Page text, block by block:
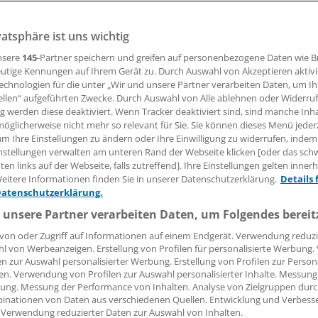
05:00 Uhr
(ine). Die Gewerkschaft Verdi will im neuen Jahr die
beim Klinikbetreiber Asklepios unter die Lupe
sich auch in Hessen beharrlich, Tarifverträge auf
heißt es in einer Verdi-Mitteilung.
auch am Outsourcing des Konzerns, etwa in
Nordhessen.
ist uns wichtig
145-Partner speichern und greifen auf personenbezogene Daten wie
Kennungen auf Ihrem Gerät zu. Durch Auswahl von Akzeptieren
für die unter „Wir und unsere Partner verarbeiten Daten, um
aufgeführten Zwecke. Durch Auswahl von Alle ablehnen oder
werden diese deaktiviert. Wenn Tracker deaktiviert sind, sind manche
nicht mehr so relevant für Sie. Sie können dieses Menü
Ihre Einstellungen zu ändern oder Ihre Einwilligung zu widerrufen, indem
verwalten am unteren Rand der Webseite klicken [oder das
links auf der Webseite, falls zutreffend]. Ihre Einstellungen gelten
Informationen finden Sie in unserer Datenschutzerklärung. Details
Partner verarbeiten Daten, um Folgendes
oder Zugriff auf Informationen auf einem Endgerät. Verwendung
von Werbeanzeigen. Erstellung von Profilen für personalisierte
zur Auswahl personalisierter Werbung. Erstellung von Profilen zur
Verwendung von Profilen zur Auswahl personalisierter Inhalte.
Messung der Performance von Inhalten. Analyse von Zielgruppen
von Daten aus verschiedenen Quellen. Entwicklung und
reduzierter Daten zur Auswahl von Inhalten.